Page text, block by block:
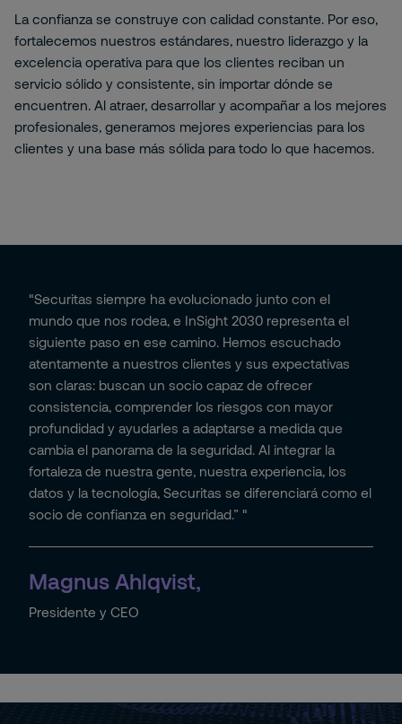
La confianza se construye con calidad constante. Por eso,
fortalecemos nuestros estándares, nuestro liderazgo y la
excelencia operativa para que los clientes reciban un
servicio sólido y consistente, sin importar dónde se
encuentren. Al atraer, desarrollar y acompañar a los mejores
profesionales, generamos mejores experiencias para los
clientes y una base más sólida para todo lo que hacemos.
"Securitas siempre ha evolucionado junto con el
mundo que nos rodea, e InSight 2030 representa el
siguiente paso en ese camino. Hemos escuchado
atentamente a nuestros clientes y sus expectativas
son claras: buscan un socio capaz de ofrecer
consistencia, comprender los riesgos con mayor
profundidad y ayudarles a adaptarse a medida que
cambia el panorama de la seguridad. Al integrar la
fortaleza de nuestra gente, nuestra experiencia, los
datos y la tecnología, Securitas se diferenciará como el
socio de confianza en seguridad.” "
Magnus Ahlqvist,
Presidente y CEO